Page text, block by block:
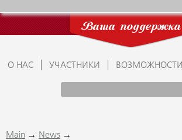
Ваша поддержка
О НАС УЧАСТНИКИ ВОЗМОЖНОСТИ
Main → News →